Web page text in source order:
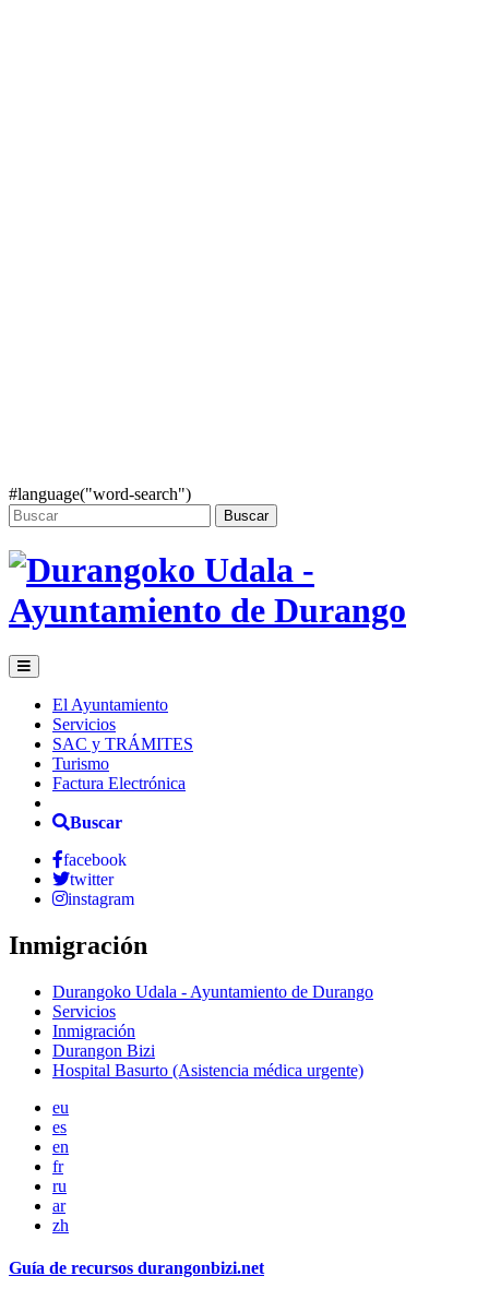
#language("word-search")
Buscar
El Ayuntamiento
Servicios
SAC y TRÁMITES
Turismo
Factura Electrónica
Buscar
facebook
twitter
instagram
Inmigración
Durangoko Udala - Ayuntamiento de Durango
Servicios
Inmigración
Durangon Bizi
Hospital Basurto (Asistencia médica urgente)
eu
es
en
fr
ru
ar
zh
Guía de recursos durangonbizi.net